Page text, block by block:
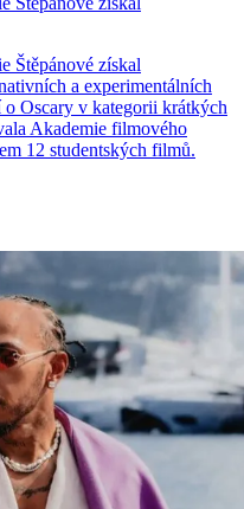
Štěpánové získal
a experimentálních
Oscary v kategorii krátkých
Akademie filmového
12 studentských filmů.